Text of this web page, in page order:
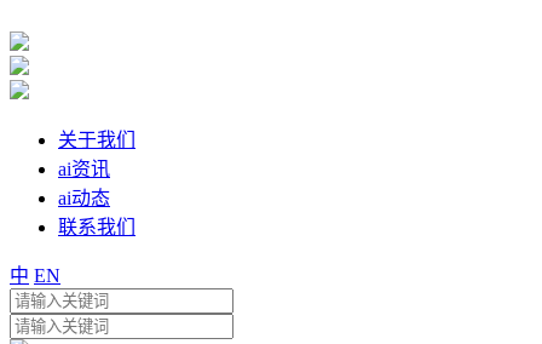
关于我们
ai资讯
ai动态
联系我们
中 EN